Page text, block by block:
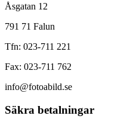
Åsgatan 12
791 71 Falun
Tfn: 023-711 221
Fax: 023-711 762
info@fotoabild.se
Säkra betalningar